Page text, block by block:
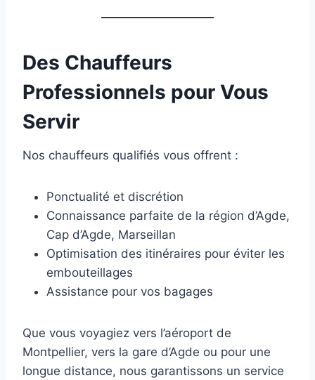
Des Chauffeurs
Professionnels pour Vous
Servir
Nos chauffeurs qualifiés vous offrent :
Ponctualité et discrétion
Connaissance parfaite de la région d’Agde,
Cap d’Agde, Marseillan
Optimisation des itinéraires pour éviter les
embouteillages
Assistance pour vos bagages
Que vous voyagiez vers l’aéroport de
Montpellier, vers la gare d’Agde ou pour une
longue distance, nous garantissons un service